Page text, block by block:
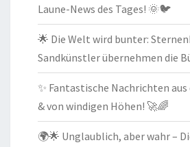
Laune-News des Tages! 🌞🐦
🌟 Die Welt wird bunter:
Sandkünstler übernehmen die
✨ Fantastische Nachrichten
& von windigen Höhen! 🚀🌈
🌍🌟 Unglaublich, aber wahr –